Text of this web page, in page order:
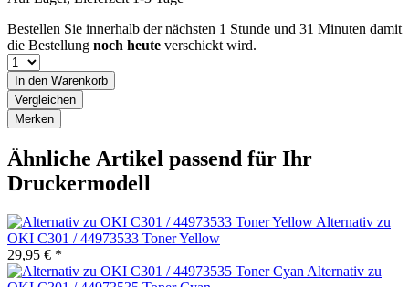
Bestellen Sie innerhalb der nächsten 1 Stunde und 31 Minuten damit
die Bestellung noch heute verschickt wird.
In den Warenkorb
Vergleichen
Merken
Ähnliche Artikel passend für Ihr
Druckermodell
Alternativ zu
OKI C301 / 44973533 Toner Yellow
29,95 € *
Alternativ zu